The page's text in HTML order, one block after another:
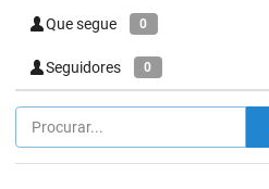
Que segue 0
Seguidores 0